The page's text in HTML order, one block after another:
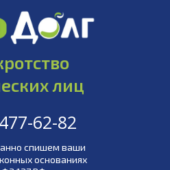
7 (934) 477-62-82
916 780 22 77
лиц
спишем ваши
основаниях
62-82